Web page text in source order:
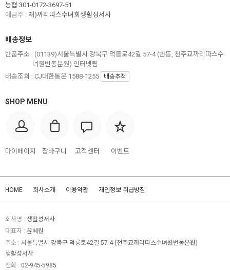
농협 301-0172-3697-51
예금주 : 재)까리따스수녀회생활성서사
SHOP MENU
마이페이지 장바구니 고객센터 이벤트
배송정보
반품주소 : (01139)서울특별시 강북구 덕릉로42길 57-4 (번동, 천주교까리따스수
녀원번동분원) 인터넷팀
배송조회 : CJ대한통운 1588-1255
배송추적
HOME 회사소개 이용약관 개인정보 취급방침
회사명 : 생활성서사
대표자 : 윤혜원
주소 : 서울특별시 강북구 덕릉로42길 57-4 (천주교까리따스수녀원번동분원)
생활성서사
전화 : 02-945-5985